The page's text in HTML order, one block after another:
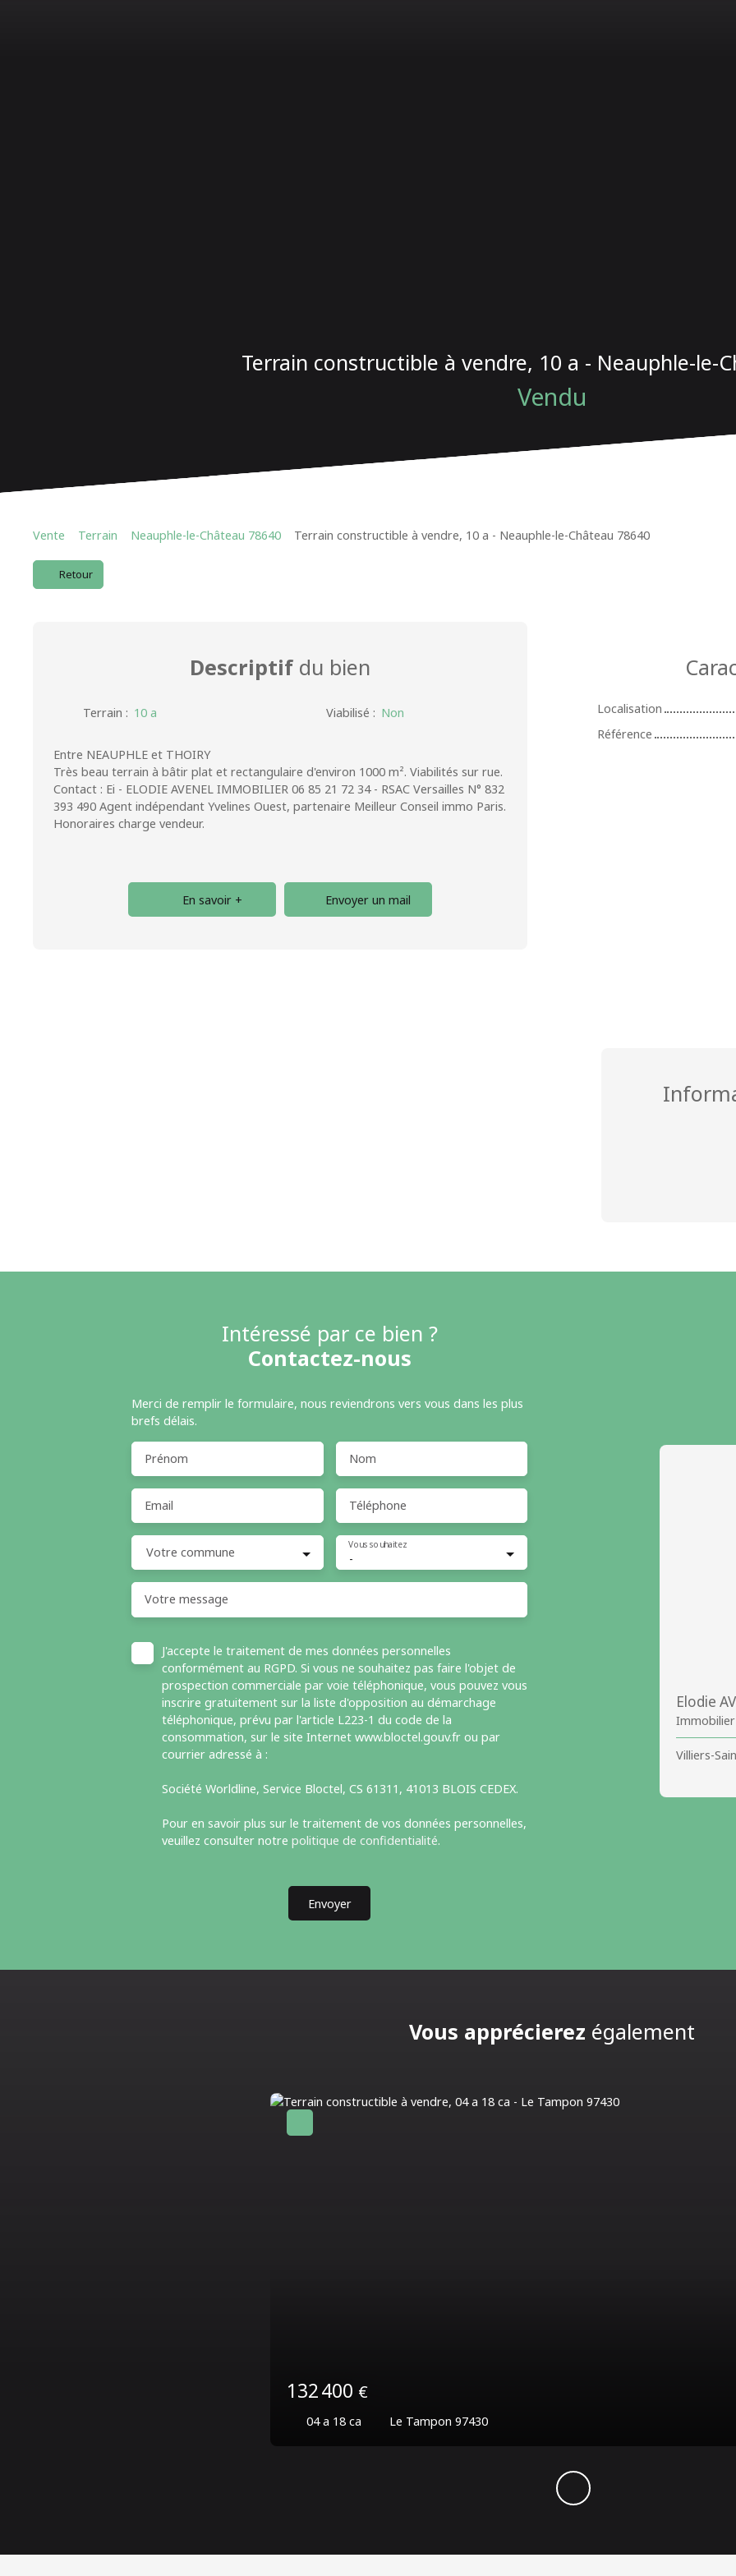
Terrain constructible à vendre, 10 a - Neauphle-le-
Vendu
Vente Terrain Neauphle-le-Château 78640 Terrain constructible à vendre, 10 a - Neauphle-le-Château 78640
Retour
Descriptif du bien
Terrain : 10 a Viabilisé : Non
Entre NEAUPHLE et THOIRY
Très beau terrain à bâtir plat et rectangulaire d'environ 1000 m². Viabilités sur rue.
Contact : Ei - ELODIE AVENEL IMMOBILIER 06 85 21 72 34 - RSAC Versailles N° 832
393 490 Agent indépendant Yvelines Ouest, partenaire Meilleur Conseil immo Paris.
Honoraires charge vendeur.
En savoir + Envoyer un mail
Localisation
Référence
Intéressé par ce bien ?
Contactez-nous
Merci de remplir le formulaire, nous reviendrons vers vous dans les plus
brefs délais.
Prénom Nom
Email Téléphone
Votre commune -
Vous souhaitez
Votre message
J'accepte le traitement de mes données personnelles
conformément au RGPD. Si vous ne souhaitez pas faire l'objet de
prospection commerciale par voie téléphonique, vous pouvez vous
inscrire gratuitement sur la liste d'opposition au démarchage
téléphonique, prévu par l'article L223-1 du code de la
consommation, sur le site Internet www.bloctel.gouv.fr ou par
courrier adressé à :
Société Worldline, Service Bloctel, CS 61311, 41013 BLOIS CEDEX.
Pour en savoir plus sur le traitement de vos données personnelles,
veuillez consulter notre politique de confidentialité.
Envoyer
Elodie
Villiers-
Vous apprécierez également
80 750€
04 a 45 ca Ploufragan 22440